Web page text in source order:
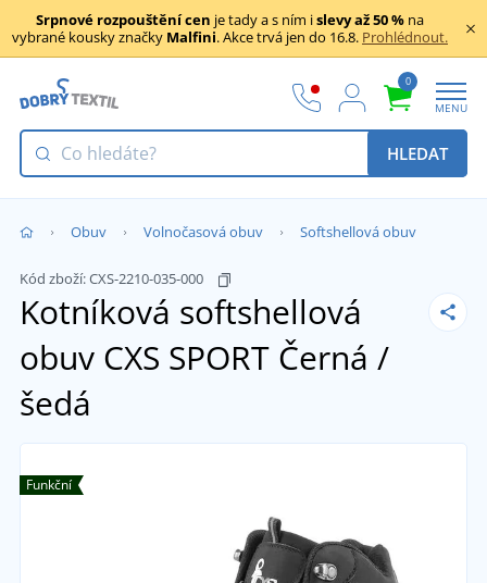
Srpnové rozpouštění cen je tady a s ním islevy až 50 % na
vybrané kousky značky Malfini. Akce trvá jen do 16.8. Prohlédnout.
0
MENU
HLEDAT
Obuv Volnočasová obuv Softshellová obuv
Kód zboží:CXS-2210-035-000
Kotníková softshellová
obuv CXS SPORT Černá /
šedá
Funkční